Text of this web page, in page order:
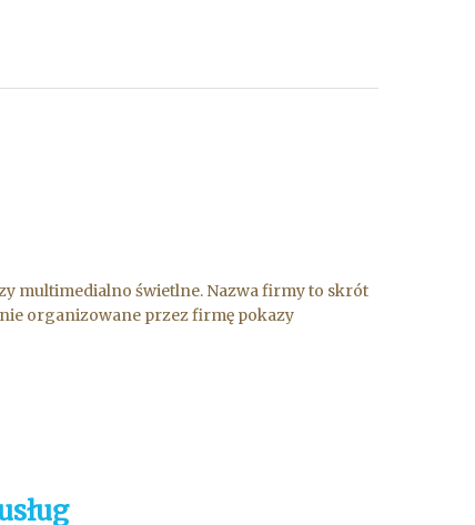
multimedialno świetlne. Nazwa firmy to skrót
organizowane przez firmę pokazy